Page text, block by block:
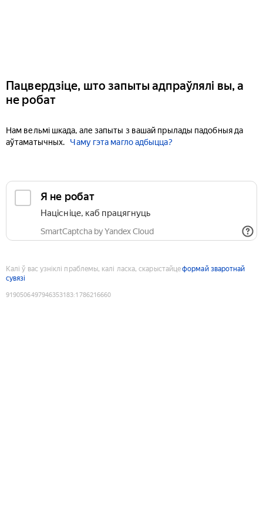
Пацвердзіце, што запыты адпраўлялі вы, а
не робат
Нам вельмі шкада, але запыты з вашай прылады падобныя да
аўтаматычных.
Чаму гэта магло адбыцца?
Я не робат
Націсніце, каб працягнуць
SmartCaptcha by Yandex Cloud
Калі ў вас узніклі праблемы, калі ласка, скарыстайцеформай зваротнай
сувязі
9190506497946353183:1786216660